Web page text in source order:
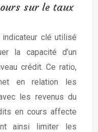
sur le taux
indicateur clé utilisé
la capacité d’un
crédit. Ce ratio,
en relation les
les revenus du
en cours affecte
ainsi limiter les